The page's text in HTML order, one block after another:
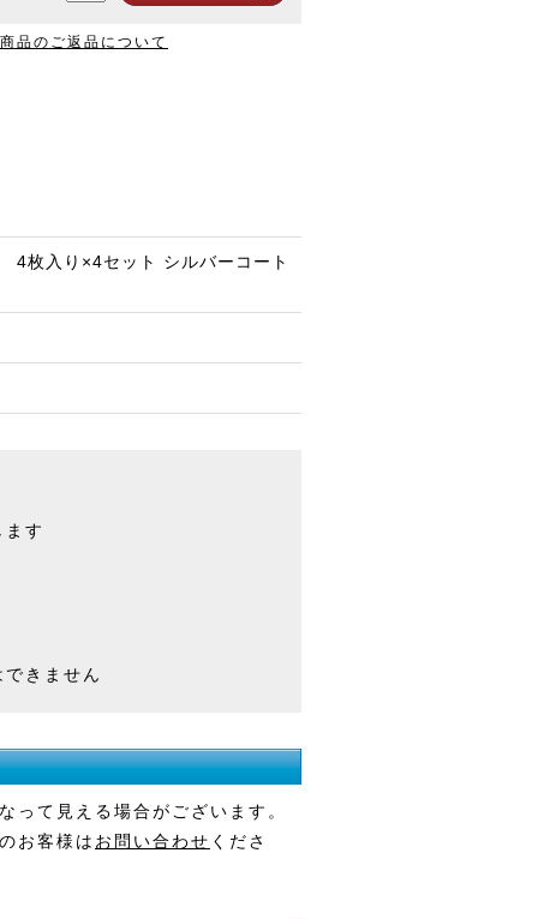
品のご返品について
4枚入り×4セット シルバーコート
す
きません
って見える場合がございます。
お客様は お問い合わせ くださ